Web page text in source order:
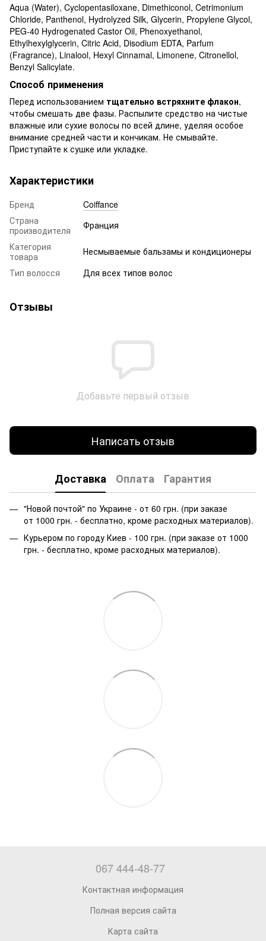
Aqua (Water), Cyclopentasiloxane, Dimethiconol, Cetrimonium
Chloride, Panthenol, Hydrolyzed Silk, Glycerin, Propylene Glycol,
PEG-40 Hydrogenated Castor Oil, Phenoxyethanol,
Ethylhexylglycerin, Citric Acid, Disodium EDTA, Parfum
(Fragrance), Linalool, Hexyl Cinnamal, Limonene, Citronellol,
Benzyl Salicylate.
Способ применения
Перед использованием тщательно встряхните флакон,
чтобы смешать две фазы. Распылите средство на чистые
влажные или сухие волосы по всей длине, уделяя особое
внимание средней части и кончикам. Не смывайте.
Приступайте к сушке или укладке.
Характеристики
Бренд
Coiffance
Страна
производителя
Франция
Категория
товара
Несмываемые бальзамы и кондиционеры
Тип волосся
Для всех типов волос
Отзывы
Добавьте первый отзыв
Написать отзыв
Доставка Оплата Гарантия
"Новой почтой" по Украине - от 60 грн. (при заказе
от 1000 грн. - бесплатно, кроме расходных материалов).
Курьером по городу Киев - 100 грн. (при заказе от 1000
грн. - бесплатно, кроме расходных материалов).
067 444-48-77
Контактная информация
Полная версия сайта
Карта сайта